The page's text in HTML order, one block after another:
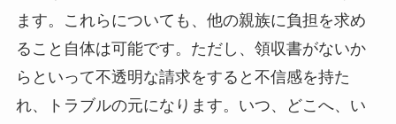
ます。これらについても、他の親族に負担を求め
ること自体は可能です。ただし、領収書がないか
らといって不透明な請求をすると不信感を持た
れ、トラブルの元になります。いつ、どこへ、い